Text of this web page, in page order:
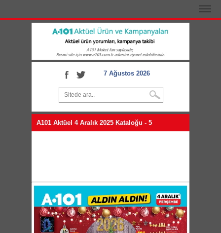
7 Ağustos 2026
A101 Aktüel 4 Aralık 2025 Kataloğu - 5